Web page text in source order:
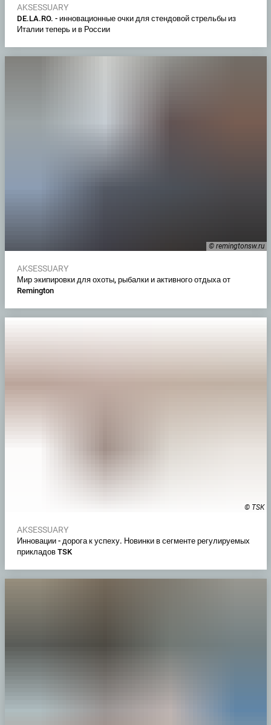
AKSESSUARY
DE.LA.RO. - инновационные очки для стендовой стрельбы из
Италии теперь и в России
© remingtonsw.ru
AKSESSUARY
Мир экипировки для охоты, рыбалки и активного отдыха от
Remington
© TSK
AKSESSUARY
Инновации - дорога к успеху. Новинки в сегменте регулируемых
прикладов TSK